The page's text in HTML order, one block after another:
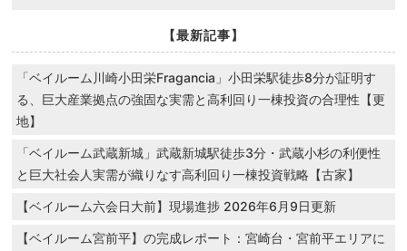
【最新記事】
「ベイルーム川崎小田栄Fragancia」小田栄駅徒歩8分が証明す
る、巨大産業拠点の強固な実需と高利回り一棟投資の合理性【更
地】
「ベイルーム武蔵新城」武蔵新城駅徒歩3分・武蔵小杉の利便性
と巨大社会人実需が織りなす高利回り一棟投資戦略【古家】
【ベイルーム六会日大前】現場進捗 2026年6月9日更新
【ベイルーム宮前平】の完成レポート：宮崎台・宮前平エリアに